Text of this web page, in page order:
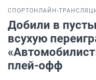
СПОРТОНЛАЙН-
Добили в
всухую
плей-офф